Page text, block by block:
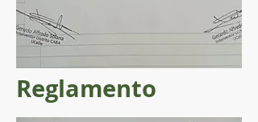
Reglamento